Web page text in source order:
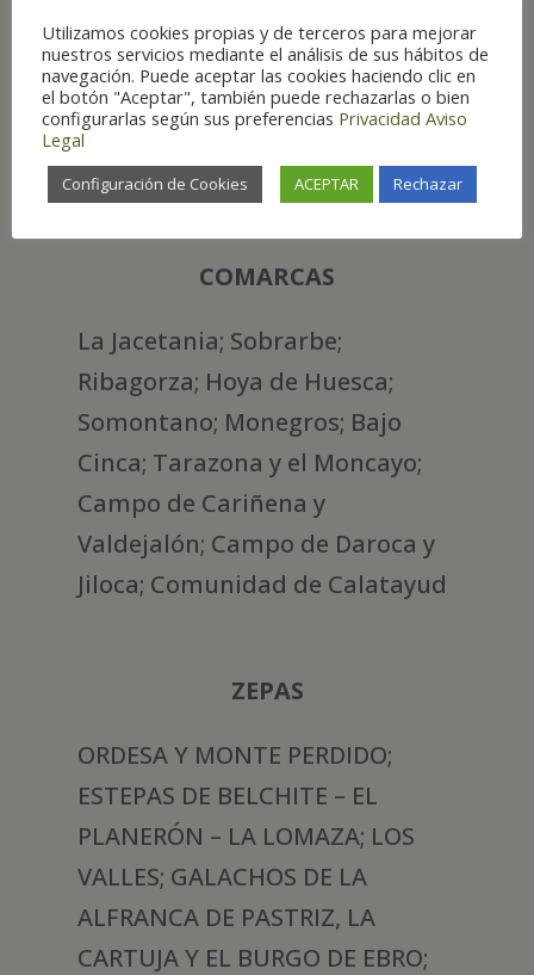
PROVINCIA
Huesca. Zaragoza. Teruel
COMARCAS
La Jacetania; Sobrarbe;
Ribagorza; Hoya de Huesca;
Somontano; Monegros; Bajo
Cinca; Tarazona y el Moncayo;
Campo de Cariñena y
Valdejalón; Campo de Daroca y
Jiloca; Comunidad de Calatayud
ZEPAS
ORDESA Y MONTE PERDIDO;
ESTEPAS DE BELCHITE – EL
PLANERÓN – LA LOMAZA; LOS
VALLES; GALACHOS DE LA
ALFRANCA DE PASTRIZ, LA
CARTUJA Y EL BURGO DE EBRO;
Utilizamos cookies propias y de terceros para mejorar
nuestros servicios mediante el análisis de sus hábitos de
navegación. Puede aceptar las cookies haciendo clic en
el botón "Aceptar", también puede rechazarlas o bien
configurarlas según sus preferencias Privacidad Aviso
Legal
Configuración de Cookies ACEPTAR Rechazar